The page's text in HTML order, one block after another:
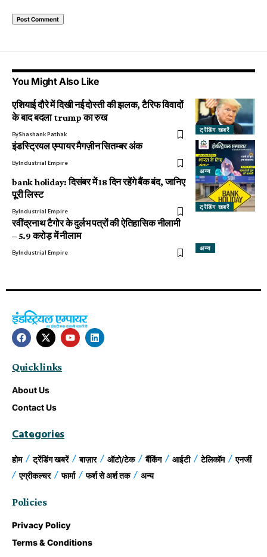
You Might Also Like
ट्रेंडिंग खबरें
एशियाई दौरे में दिखी नई दोस्ती की झलक, टैरिफ विवादों
के बाद बदला trump का रुख
ByShashank Pathak
अन्य
इंडस्ट्रियल एम्पायर मैगज़ीन सितम्बर अंक
ByIndustrial Empire
ट्रेंडिंग खबरें
bank holiday: दिसंबर में 18 दिन रहेंगे बैंक बंद, जानिए
पूरी लिस्ट
ByIndustrial Empire
अन्य
रवींद्रनाथ टैगोर के दुर्लभ पत्रों की ऐतिहासिक नीलामी
– 5.9 करोड़ में नीलाम
ByIndustrial Empire
Quick links
About Us
Contact Us
Categories
होम ट्रेंडिंग खबरें बाज़ार ऑटो/टेक बैंकिंग आईटी टेलिकॉम
एनर्जी
एग्रीकल्चर
फार्मा फर्श से अर्श तक अन्य
Policies
Privacy Policy
Terms & Conditions